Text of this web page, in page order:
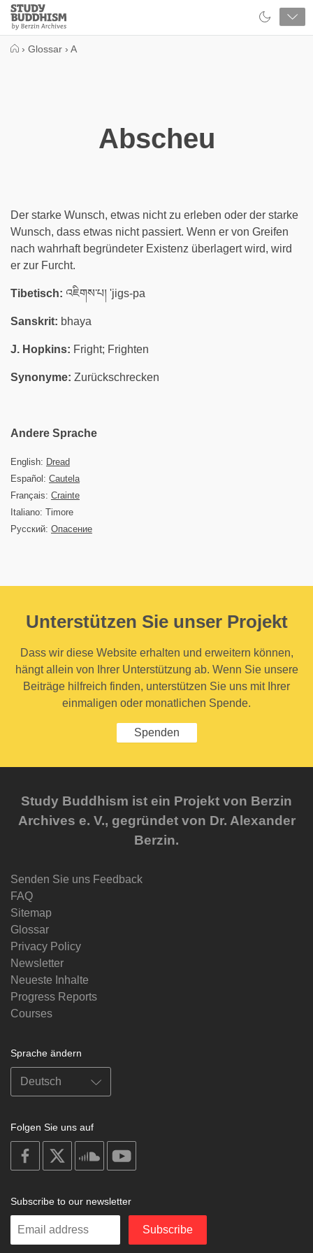
Close
Study
Buddhism
› Glossar › A
Abscheu
Der starke Wunsch, etwas nicht zu erleben oder der starke
Wunsch, dass etwas nicht passiert. Wenn er von Greifen
nach wahrhaft begründeter Existenz überlagert wird, wird
er zur Furcht.
Tibetisch: འཇིགས་པ། 'jigs-pa
Sanskrit: bhaya
J. Hopkins: Fright; Frighten
Synonyme: Zurückschrecken
Andere Sprache
English: Dread
Español: Cautela
Français: Crainte
Italiano: Timore
Русский: Опасение
Unterstützen Sie unser Projekt
Dass wir diese Website erhalten und erweitern können,
hängt allein von Ihrer Unterstützung ab. Wenn Sie unsere
Beiträge hilfreich finden, unterstützen Sie uns mit Ihrer
einmaligen oder monatlichen Spende.
Spenden
Study Buddhism ist ein Projekt von Berzin
Archives e. V., gegründet von Dr. Alexander
Berzin.
Senden Sie uns Feedback
FAQ
Sitemap
Glossar
Privacy Policy
Newsletter
Neueste Inhalte
Progress Reports
Courses
Sprache ändern
Folgen Sie uns auf
on
facebook
soundcloud
Subscribe to our newsletter
Enter
Subscribe